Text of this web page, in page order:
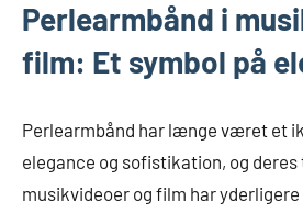
Perlearmbånd i
film: Et symbol på
Perlearmbånd har længe været et
elegance og sofistikation, og
musikvideoer og film har